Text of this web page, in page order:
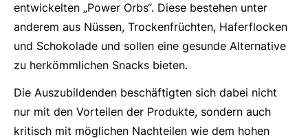
entwickelten „Power Orbs“. Diese bestehen unter
anderem aus Nüssen, Trockenfrüchten, Haferflocken
und Schokolade und sollen eine gesunde Alternative
zu herkömmlichen Snacks bieten.
Die Auszubildenden beschäftigten sich dabei nicht
nur mit den Vorteilen der Produkte, sondern auch
kritisch mit möglichen Nachteilen wie dem hohen